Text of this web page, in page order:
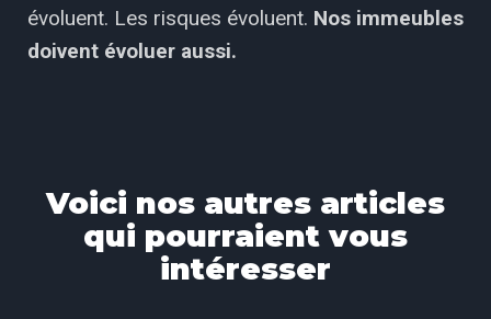
évoluent. Les risques évoluent. Nos immeubles
doivent évoluer aussi.
Voici nos autres articles
qui pourraient vous
intéresser